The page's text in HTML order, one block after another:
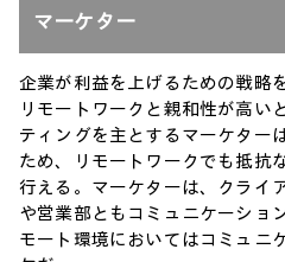
マーケター
企業が利益を上げるための戦略
リモートワークと親和性が高い
ティングを主とするマーケター
ため、リモートワークでも抵抗
行える。マーケターは、クライ
や営業部ともコミュニケーショ
モート環境においてはコミュニ